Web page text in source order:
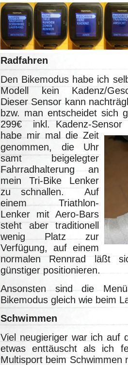
Radfahren
Den Bikemodus habe ich
Modell kein Kadenz/
Dieser Sensor kann
bzw. man entscheidet sich
299€ inkl. Kadenz-Sensor
habe mir mal die Zeit
genommen, die Uhr
samt beigelegter
Fahrradhalterung an
mein Tri-Bike Lenker
zu schnallen. Auf
einem Triathlon-
Lenker mit Aero-Bars
steht aber traditionell
wenig Platz zur
Verfügung, auf einem
normalen Rennrad läßt
günstiger positionieren.
Ansonsten sind die
Bikemodus gleich wie beim
Schwimmen
Viel neugieriger war ich auf
etwas enttäuscht als ich
Multisport beim